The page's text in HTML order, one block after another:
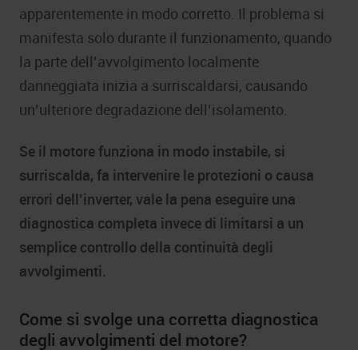
apparentemente in modo corretto. Il problema si
manifesta solo durante il funzionamento, quando
la parte dell’avvolgimento localmente
danneggiata inizia a surriscaldarsi, causando
un’ulteriore degradazione dell’isolamento.
Se il motore funziona in modo instabile, si
surriscalda, fa intervenire le protezioni o causa
errori dell’inverter, vale la pena eseguire una
diagnostica completa invece di limitarsi a un
semplice controllo della continuità degli
avvolgimenti.
Come si svolge una corretta diagnostica
degli avvolgimenti del motore?